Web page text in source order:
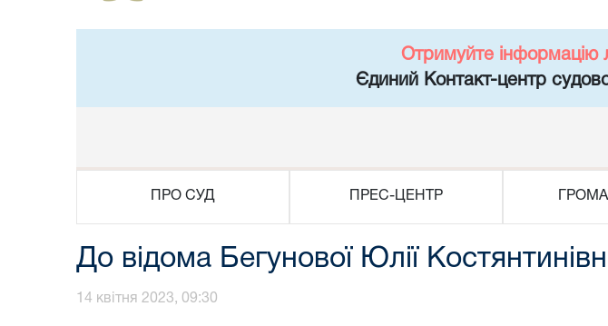
Отримуйте інформацію
Єдиний Контакт-центр
ПРО СУД ПРЕС-ЦЕНТР
До відома Бегунової Юлії
14 квітня 2023, 09:30